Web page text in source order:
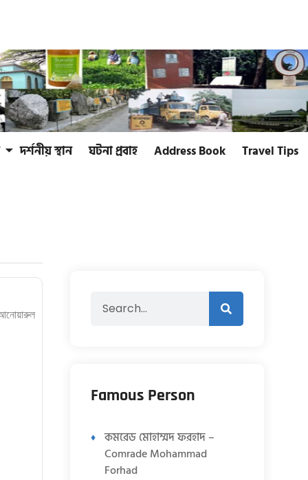
দর্শনীয় স্থান ঘটনা প্রবাহ Address Book
Travel Tips
Famous Person
কমরেড মোহাম্মদ ফরহাদ –
Comrade Mohammad
Forhad